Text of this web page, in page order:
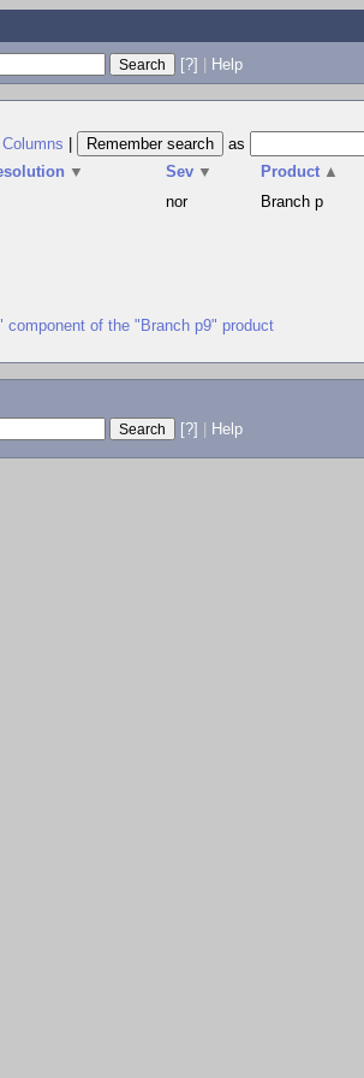
[?] | Help
as
▼ Sev ▼ Product ▲
nor Branch p
component of the "Branch p9" product
[?] Help